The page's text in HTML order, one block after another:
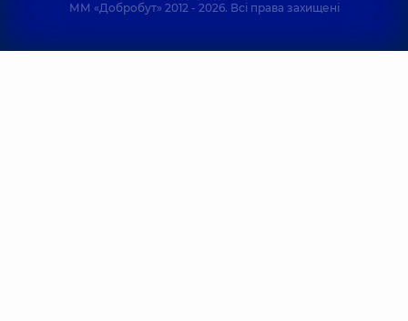
ММ «Добробут» 2012 - 2026. Всі права захищені